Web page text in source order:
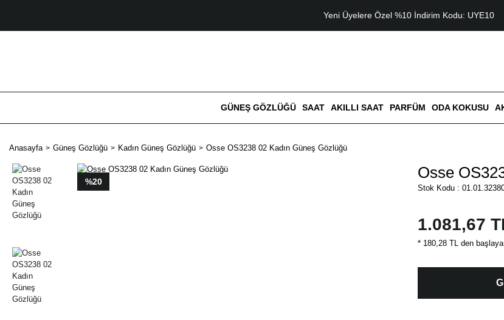
Yeni Üyelere Özel %10 İndirim Kodu: UYE10
GÜNEŞ GÖZLÜĞÜ SAAT AKILLI SAAT PARFÜM ODA KOKUSU
Anasayfa Güneş Gözlüğü Kadın Güneş Gözlüğü Osse OS3238 02 Kadın Güneş Gözlüğü
%20 Osse
Stok Kodu :
1.081,67
* 180,28 TL den